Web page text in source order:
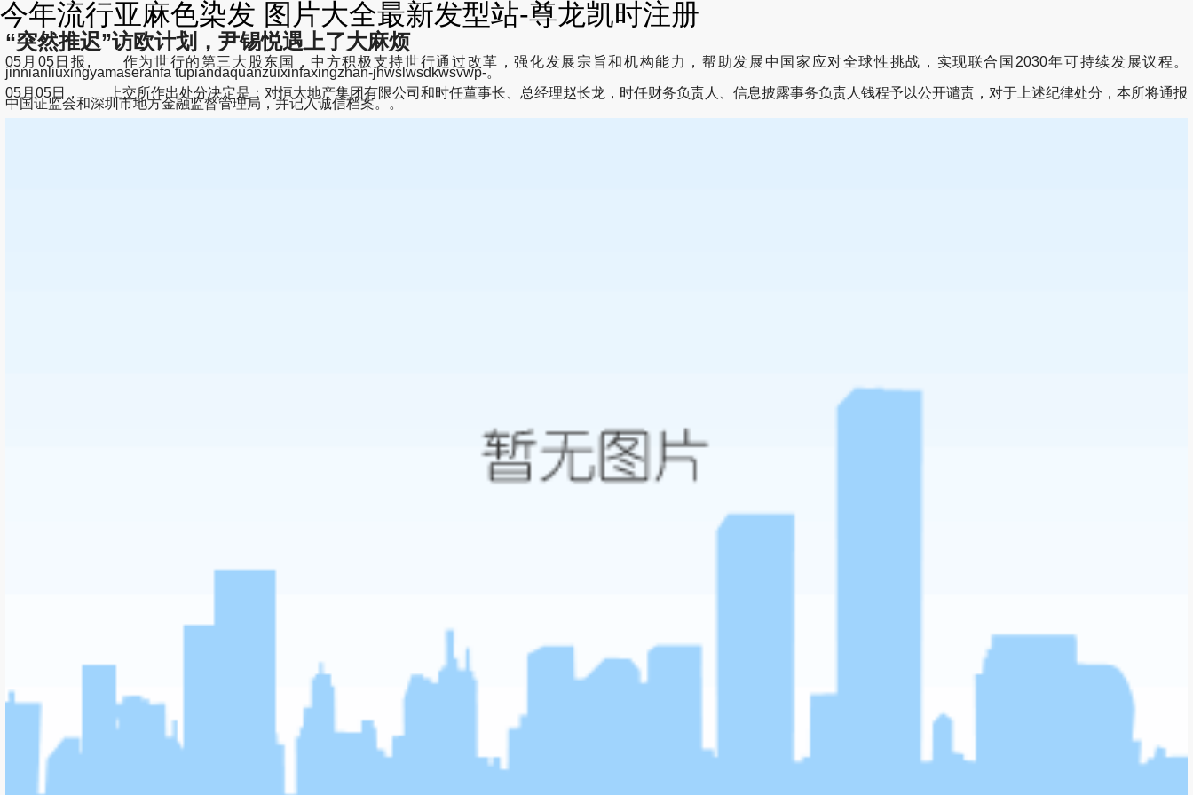
今年流行亚麻色染发 图片大全最新发型站-尊龙凯时注册
“突然推迟”访欧计划，尹锡悦遇上了大麻烦
05月05日报, 作为世行的第三大股东国，中方积极支持世行通过改革，强化发展宗旨和机构能力，帮助发展中国家应对全球性挑战，实现联合国2030年可持续发展议程。
jinnianliuxingyamaseranfa tupiandaquanzuixinfaxingzhan-jhwslwsdkwsvwp-。
05月05日， 上交所作出处分决定是：对恒大地产集团有限公司和时任董事长、总经理赵长龙，时任财务负责人、信息披露事务负责人钱程予以公开谴责，对于上述纪律处分，本所将通报
中国证监会和深圳市地方金融监督管理局，并记入诚信档案。。